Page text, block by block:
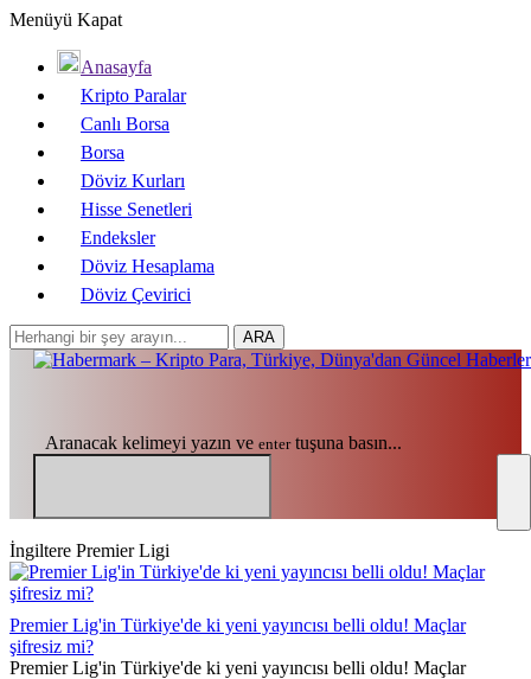
Menüyü Kapat
Anasayfa
Kripto Paralar
Canlı Borsa
Borsa
Döviz Kurları
Hisse Senetleri
Endeksler
Döviz Hesaplama
Döviz Çevirici
Aranacak kelimeyi yazın ve entertuşuna basın...
İngiltere Premier Ligi
Premier Lig'in Türkiye'de ki yeni yayıncısı belli oldu! Maçlar
şifresiz mi?
Premier Lig'in Türkiye'de ki yeni yayıncısı belli oldu! Maçlar